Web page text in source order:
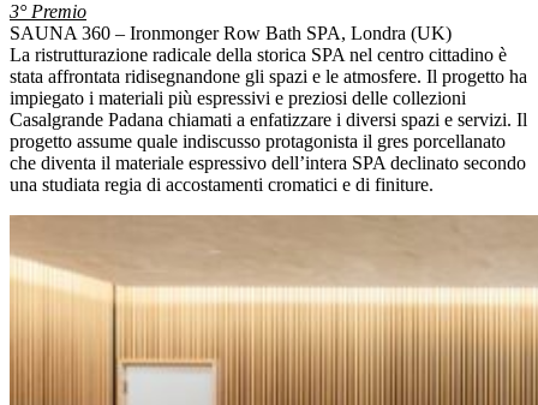
3° Premio
SAUNA 360 – Ironmonger Row Bath SPA, Londra (UK)
La ristrutturazione radicale della storica SPA nel centro cittadino è
stata affrontata ridisegnandone gli spazi e le atmosfere. Il progetto ha
impiegato i materiali più espressivi e preziosi delle collezioni
Casalgrande Padana chiamati a enfatizzare i diversi spazi e servizi. Il
progetto assume quale indiscusso protagonista il gres porcellanato
che diventa il materiale espressivo dell’intera SPA declinato secondo
una studiata regia di accostamenti cromatici e di finiture.